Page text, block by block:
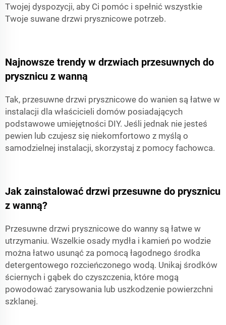
Twojej dyspozycji, aby Ci pomóc i spełnić wszystkie
Twoje suwane drzwi prysznicowe potrzeb.
Najnowsze trendy w drzwiach przesuwnych do
prysznicu z wanną
Tak, przesuwne drzwi prysznicowe do wanien są łatwe w
instalacji dla właścicieli domów posiadających
podstawowe umiejętności DIY. Jeśli jednak nie jesteś
pewien lub czujesz się niekomfortowo z myślą o
samodzielnej instalacji, skorzystaj z pomocy fachowca.
Jak zainstalować drzwi przesuwne do prysznicu
z wanną?
Przesuwne drzwi prysznicowe do wanny są łatwe w
utrzymaniu. Wszelkie osady mydła i kamień po wodzie
można łatwo usunąć za pomocą łagodnego środka
detergentowego rozcieńczonego wodą. Unikaj środków
ściernych i gąbek do czyszczenia, które mogą
powodować zarysowania lub uszkodzenie powierzchni
szklanej.